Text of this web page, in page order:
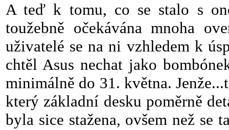
A teď k tomu, co se stalo s
toužebně očekávána mnoha
uživatelé se na ni vzhledem k
chtěl Asus nechat jako
minimálně do 31. května.
který základní desku poměrně
byla sice stažena, ovšem než se